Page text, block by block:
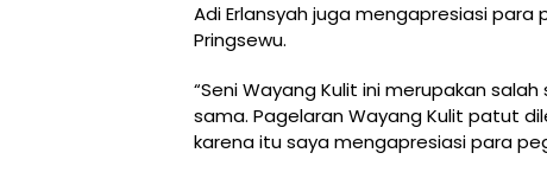
Adi Erlansyah juga mengapresiasi
Pringsewu.
“Seni Wayang Kulit ini merupakan
sama. Pagelaran Wayang Kulit patut
karena itu saya mengapresiasi para